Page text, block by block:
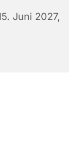
Juni 2027,